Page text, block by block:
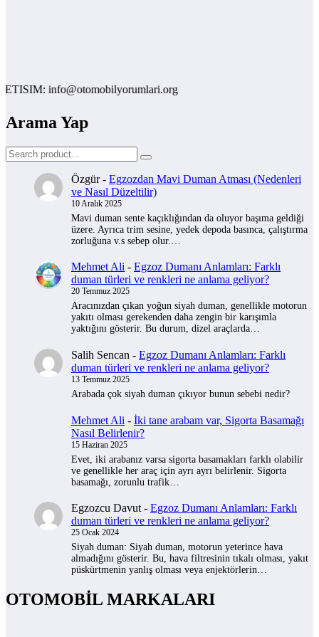
info@otomobilyorumlari.org
Arama Yap
Özgür- Egzozdan Mavi Duman Atması (Nedenleri
ve Nasıl Düzeltilir)
10 Aralık 2025
Mavi duman sente kaçıklığından da oluyor başıma geldiği
üzere. Ayrıca trim sesine, yedek depoda basınca, çalıştırma
zorluğuna v.s sebep olur.…
Mehmet Ali - Egzoz Dumanı Anlamları: Farklı
duman türleri ve renkleri ne anlama geliyor?
20 Temmuz 2025
Aracınızdan çıkan yoğun siyah duman, genellikle motorun
yakıtı olması gerekenden daha zengin bir karışımla
yaktığını gösterir. Bu durum, dizel araçlarda…
Salih Sencan - Egzoz Dumanı Anlamları: Farklı
duman türleri ve renkleri ne anlama geliyor?
13 Temmuz 2025
Arabada çok siyah duman çıkıyor bunun sebebi nedir?
Mehmet Ali - İki tane arabam var, Sigorta Basamağı
Nasıl Belirlenir?
15 Haziran 2025
Evet, iki arabanız varsa sigorta basamakları farklı olabilir
ve genellikle her araç için ayrı ayrı belirlenir. Sigorta
basamağı, zorunlu trafik…
Egzozcu Davut - Egzoz Dumanı Anlamları: Farklı
duman türleri ve renkleri ne anlama geliyor?
25 Ocak 2024
Siyah duman: Siyah duman, motorun yeterince hava
almadığını gösterir. Bu, hava filtresinin tıkalı olması, yakıt
püskürtmenin yanlış olması veya enjektörlerin…
OTOMOBİL MARKALARI